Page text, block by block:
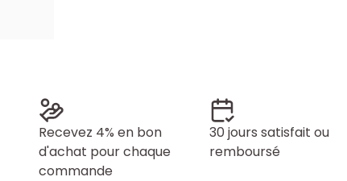
Recevez 4% en bon
d'achat pour chaque
commande
30 jours satisfait ou
remboursé